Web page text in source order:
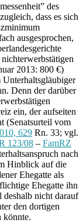
des
zugleich, dass es sich
ausgesprochen,
2013: 800 €)
Denn der darüber
ein, der aufseiten
(Senatsurteil vom
629 Rn. 33; vgl.
123/08 – FamRZ
nach
Hinblick auf die
Ehegatte als
Ehegatte ihn
nicht darauf
den dortigen
könnte.